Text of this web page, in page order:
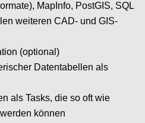
MapInfo, PostGIS, SQL
weiteren CAD- und GIS-
(optional)
Datentabellen als
als Tasks, die so oft wie
können